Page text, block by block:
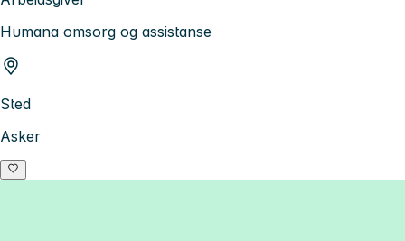
Humana omsorg og assistanse
Sted
Asker